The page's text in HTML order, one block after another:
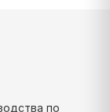
по